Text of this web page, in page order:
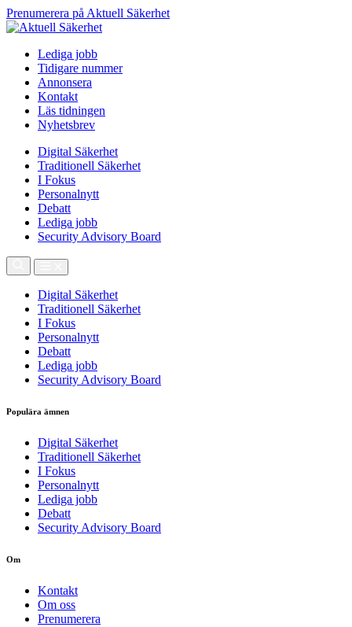
Prenumerera på Aktuell Säkerhet
Lediga jobb
Tidigare nummer
Annonsera
Kontakt
Läs tidningen
Nyhetsbrev
Digital Säkerhet
Traditionell Säkerhet
I Fokus
Personalnytt
Debatt
Lediga jobb
Security Advisory Board
Digital Säkerhet
Traditionell Säkerhet
I Fokus
Personalnytt
Debatt
Lediga jobb
Security Advisory Board
Populära ämnen
Digital Säkerhet
Traditionell Säkerhet
I Fokus
Personalnytt
Lediga jobb
Debatt
Security Advisory Board
Om
Kontakt
Om oss
Prenumerera